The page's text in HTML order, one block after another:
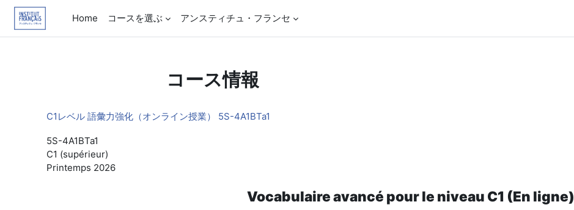
メインコンテンツへスキップする
Home
コースを選ぶ アンスティチュ・フランセ
コース情報
C1レベル 語彙力強化（オンライン授業） 5S-4A1BTa1
5S-4A1BTa1
C1 (supérieur)
Printemps 2026
Vocabulaire avancé pour le niveau C1 (En ligne)